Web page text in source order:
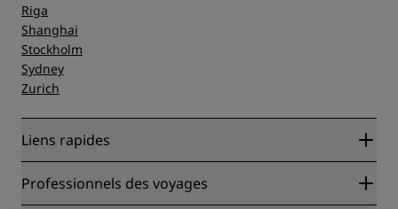
Riga
Shanghai
Stockholm
Sydney
Zurich
Liens rapides
Radisson Rewards
Professionnels des voyages